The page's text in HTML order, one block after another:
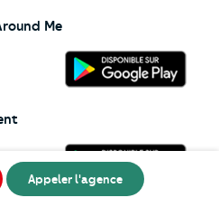
Me
Appeler l'agence